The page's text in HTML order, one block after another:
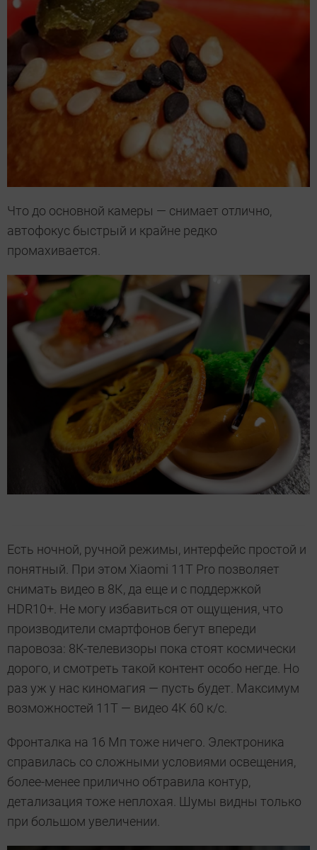
Что до основной камеры — снимает отлично,
автофокус быстрый и крайне редко
промахивается.
Есть ночной, ручной режимы, интерфейс простой и
понятный. При этом Xiaomi 11T Pro позволяет
снимать видео в 8К, да еще и с поддержкой
HDR10+. Не могу избавиться от ощущения, что
производители смартфонов бегут впереди
паровоза: 8К-телевизоры пока стоят космически
дорого, и смотреть такой контент особо негде. Но
раз уж у нас киномагия — пусть будет. Максимум
возможностей 11T — видео 4К 60 к/с.
Фронталка на 16 Мп тоже ничего. Электроника
справилась со сложными условиями освещения,
более-менее прилично обтравила контур,
детализация тоже неплохая. Шумы видны только
при большом увеличении.